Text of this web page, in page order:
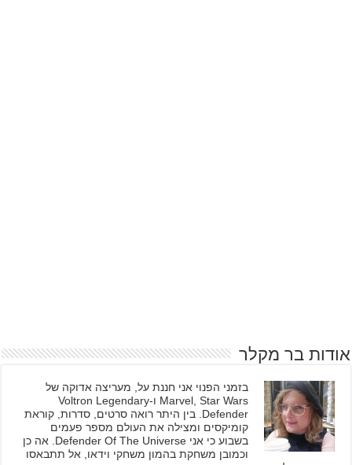
אודות בר מקלר
בזמני הפנוי אני חננת על, מעריצה אדוקה של
Marvel, Star Wars ו-Voltron Legendary
Defender. בין היתר רואה סרטים, סדרות, קוראת
קומיקסים ומצילה את העולם מספר פעמים
בשבוע כי אני Defender Of The Universe. אה כן
וכמובן משחקת בהמון משחקי וידאו, אל תתבאסו